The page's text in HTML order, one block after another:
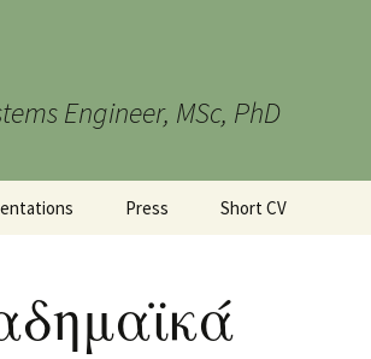
Engineer, MSc, PhD
Press Short CV